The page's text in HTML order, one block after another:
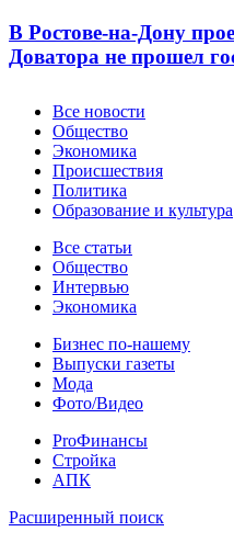
В Ростове-на-Дону
Доватора не прошел
Новости
Все новости
Общество
Экономика
Происшествия
Политика
Образование и культура
Статьи
Все статьи
Общество
Интервью
Экономика
Разное
Бизнес по-нашему
Выпуски газеты
Мода
Фото/Видео
Pro
ProФинансы
Стройка
АПК
Информация
Расширенный поиск